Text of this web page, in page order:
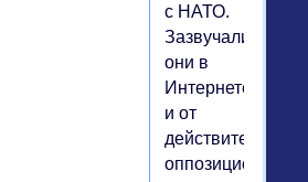
с НАТО.
Зазвучали
они в
Интернете
и от
действительно
оппозиционных